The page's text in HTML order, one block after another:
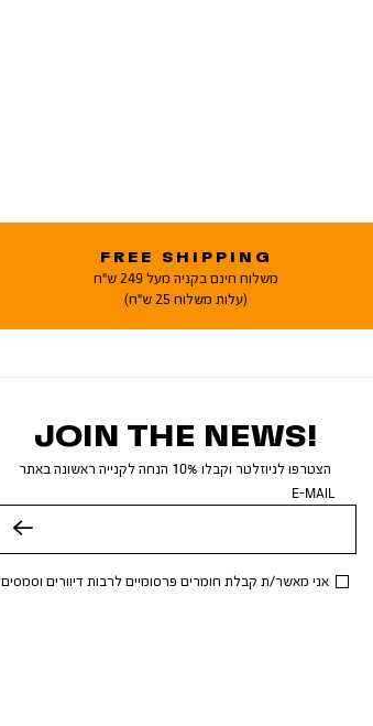
FREE SHIPPING
משלוח חינם בקניה מעל 249 ש"ח
(עלות משלוח 25 ש"ח)
JOIN THE NEWS!
הצטרפו לניוזלטר וקבלו 10% הנחה לקנייה ראשונה באתר
E-MAIL
אני מאשר/ת קבלת חומרים פרסומיים לרבות דיוורים וסמסים